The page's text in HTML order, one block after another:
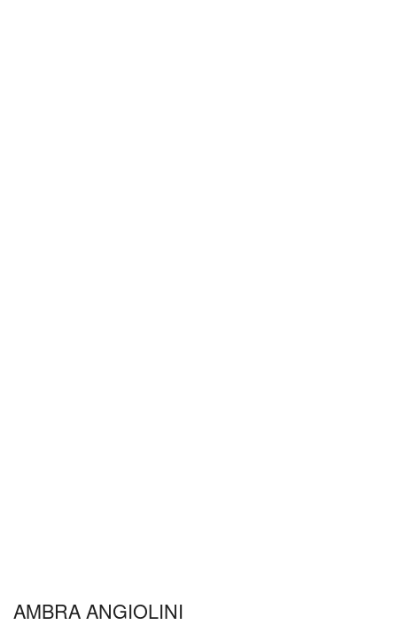
AMBRA ANGIOLINI